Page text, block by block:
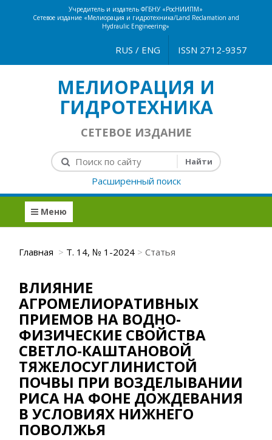
Учредитель и издатель ФГБНУ «РосНИИПМ»
Сетевое издание «Мелиорация и гидротехника/Land Reclamation and
Hydraulic Engineering»
ISSN 2712-9357
RUS / ENG
МЕЛИОРАЦИЯ И
ГИДРОТЕХНИКА
СЕТЕВОЕ ИЗДАНИЕ
Расширенный поиск
Меню
Главная Т. 14, № 1-2024 Статья
ВЛИЯНИЕ
АГРОМЕЛИОРАТИВНЫХ
ПРИЕМОВ НА ВОДНО-
ФИЗИЧЕСКИЕ СВОЙСТВА
СВЕТЛО-КАШТАНОВОЙ
ТЯЖЕЛОСУГЛИНИСТОЙ
ПОЧВЫ ПРИ ВОЗДЕЛЫВАНИИ
РИСА НА ФОНЕ ДОЖДЕВАНИЯ
В УСЛОВИЯХ НИЖНЕГО
ПОВОЛЖЬЯ